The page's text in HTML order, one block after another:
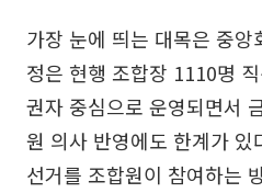
가장 눈에 띄는 대목은 중
정은 현행 조합장 1110명
권자 중심으로 운영되면서
원 의사 반영에도 한계가
선거를 조합원이 참여하는